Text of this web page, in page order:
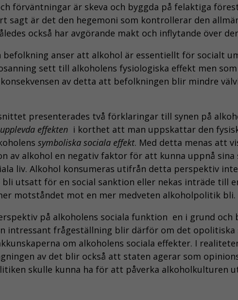
förväntningar är skeva och byggda på felaktiga
är det den hegemoni som kontrollerar den
också har avgörande makt och inflytande över
anser att alkohol är essentiellt för socialt
sett till alkoholens fysiologiska effekt men som
av detta att befolkningen blir mindre
presenterades två förklaringar till synen på
upplevda effekten  i korthet att man uppskattar den
symboliska sociala effekt. Med detta menas att
av alkohol en negativ faktor för att kunna uppnå sina
liv. Alkohol konsumeras utifrån detta perspektiv
utsatt för en social sanktion eller nekas inträde till
motståndet mot en mer medveten alkoholpolitik bli.
på alkoholens sociala funktion  en i grund
intressant frågeställning blir därför om det
om alkoholens sociala effekter. I
av det blir också att staten agerar som
skulle kunna ha för att påverka alkoholkulturen